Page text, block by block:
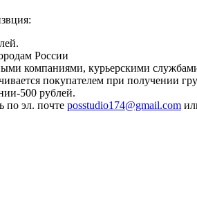
России
компаниями, курьерскими
покупателем при получении
500 рублей.
по эл. почте posstudio174@gmail.com